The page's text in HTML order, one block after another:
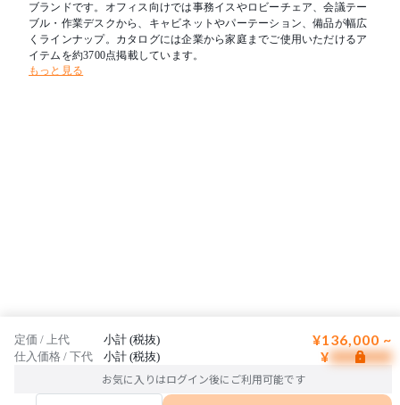
ブランドです。オフィス向けでは事務イスやロビーチェア、会議テー
ブル・作業デスクから、キャビネットやパーテーション、備品が幅広
くラインナップ。カタログには企業から家庭までご使用いただけるア
イテムを約3700点掲載しています。
もっと見る
定価 / 上代 小計 (税抜) ¥136,000 ~
仕入価格 / 下代 小計 (税抜) ¥
お気に入りはログイン後にご利用可能です